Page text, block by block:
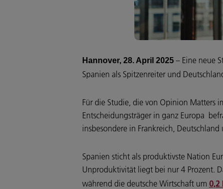
Hannover, 28. April 2025 – Eine neue
Spanien als Spitzenreiter und
Für die Studie, die von Opinion Matters
Entscheidungsträger in ganz Europa
insbesondere in Frankreich,
Spanien sticht als produktivste Nation
Unproduktivität liegt bei nur 4 Prozent.
während die deutsche Wirtschaft um 0,2